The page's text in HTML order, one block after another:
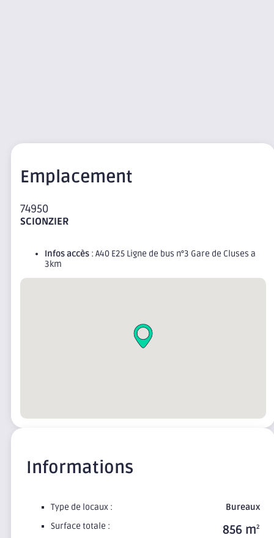
Emplacement
74950
SCIONZIER
Infos accès : A40 E25 Ligne de bus n°3 Gare de Cluses a
3km
Informations
Type de locaux :
Bureaux
Surface totale :
856 m2